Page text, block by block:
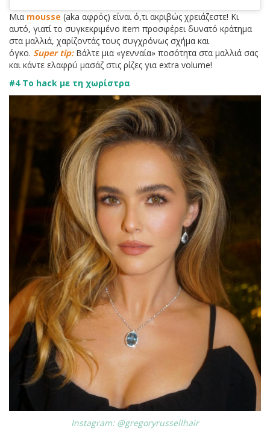
Μια mousse (aka αφρός) είναι ό,τι ακριβώς χρειάζεστε! Κι
αυτό, γιατί το συγκεκριμένο item προσφέρει δυνατό κράτημα
στα μαλλιά, χαρίζοντάς τους συγχρόνως σχήμα και
όγκο. Super tip: Βάλτε μια «γενναία» ποσότητα στα μαλλιά σας
και κάντε ελαφρύ μασάζ στις ρίζες για extra volume!
#4 Το hack με τη χωρίστρα
Instagram: @gregoryrussellhair